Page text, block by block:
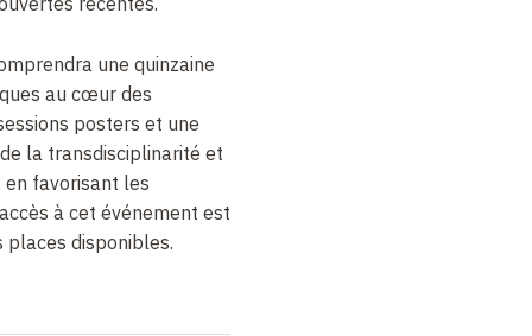
une quinzaine
au cœur des
posters et une
la transdisciplinarité et
en favorisant les
à cet événement est
places disponibles.